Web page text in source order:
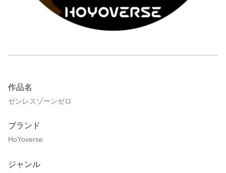
作品名
ゼンレスゾーンゼロ
ブランド
HoYoverse
ジャンル